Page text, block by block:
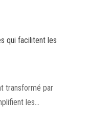
qui facilitent les
transformé par
les…